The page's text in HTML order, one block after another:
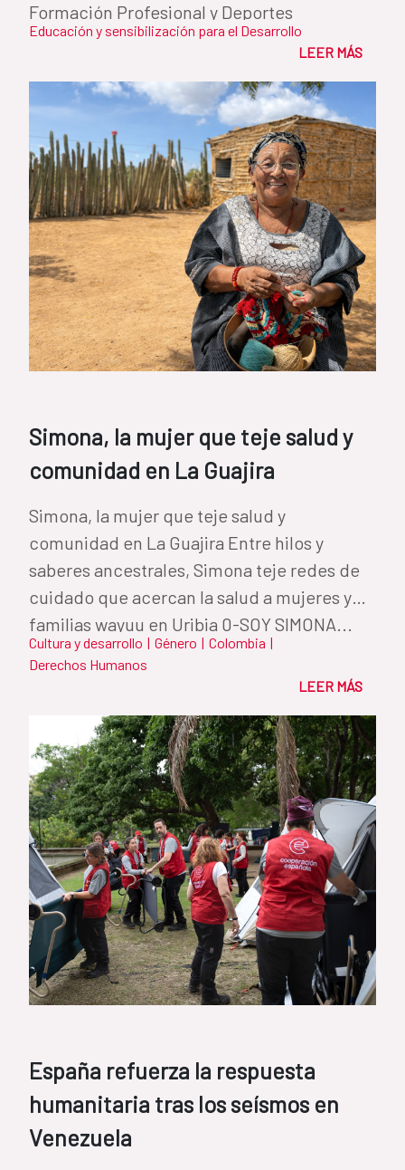
Formación Profesional y Deportes
reconocen...
Educación y sensibilización para el Desarrollo
LEER MÁS
Simona, la mujer que teje salud y
comunidad en La Guajira
Simona, la mujer que teje salud y
comunidad en La Guajira Entre hilos y
saberes ancestrales, Simona teje redes de
cuidado que acercan la salud a mujeres y
familias wayuu en Uribia 0-SOY SIMONA...
Cultura y desarrollo | Género | Colombia |
Derechos Humanos
LEER MÁS
España refuerza la respuesta
humanitaria tras los seísmos en
Venezuela